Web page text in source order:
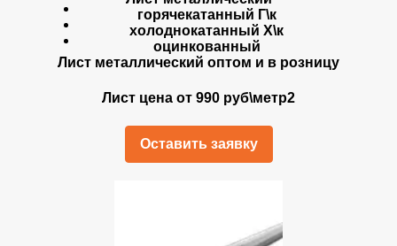
горячекатанный Г\к
холоднокатанный Х\к
оцинкованный
Лист металлический оптом и в розницу
Лист цена от 990 руб\метр2
Оставить заявку